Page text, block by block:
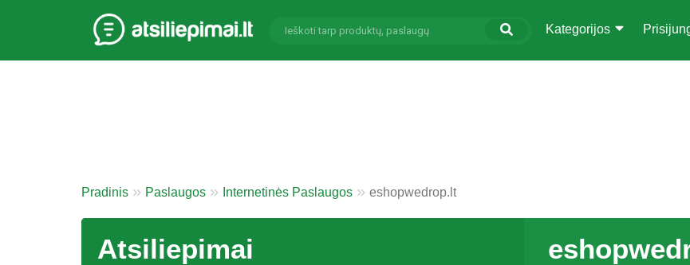
Kategorijos
Pradinis Paslaugos Internetinės Paslaugos eshopwedrop.lt
Atsiliepimai